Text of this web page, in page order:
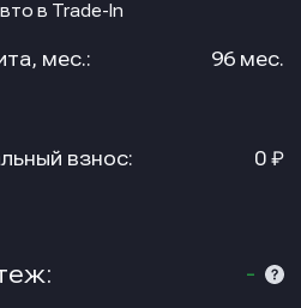
в Trade-In
мес.: 96 мес.
взнос: 0 ₽
-